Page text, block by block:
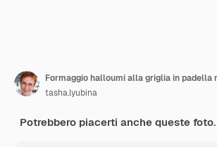
tasha.lyubina
Potrebbero piacerti anche queste foto.